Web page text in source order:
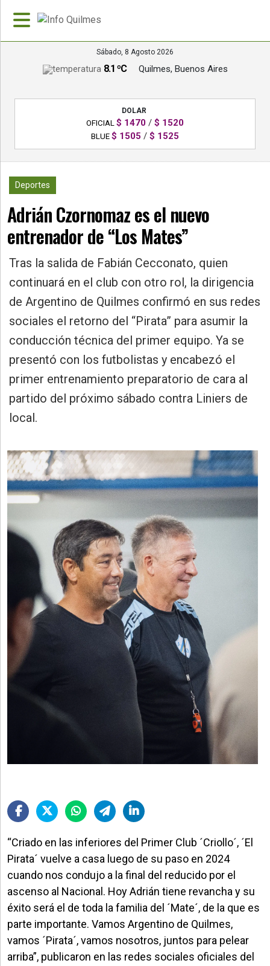
»
Policiales
»
Provincia
Salud
Cultura
»
Educación
»
Sociedad
Sábado, 8 Agosto 2026
8.1 ºC Quilmes, Buenos Aires
DOLAR
OFICIAL $ 1470 / $ 1520
BLUE $ 1505 / $ 1525
Deportes
Adrián Czornomaz es el nuevo
entrenador de “Los Mates”
Tras la salida de Fabián Cecconato, quien
continuará en el club con otro rol, la dirigencia
de Argentino de Quilmes confirmó en sus redes
sociales el retorno del “Pirata” para asumir la
conducción técnica del primer equipo. Ya se
presentó con los futbolistas y encabezó el
primer entrenamiento preparatorio de cara al
partido del próximo sábado contra Liniers de
local.
“Criado en las inferiores del Primer Club ´Criollo´, ´El
Pirata´ vuelve a casa luego de su paso en 2024
cuando nos condujo a la final del reducido por el
ascenso al Nacional. Hoy Adrián tiene revancha y su
éxito será el de toda la familia del ´Mate´, de la que es
parte importante. Vamos Argentino de Quilmes,
vamos ´Pirata´, vamos nosotros, juntos para pelear
arriba”, publicaron en las redes sociales oficiales del